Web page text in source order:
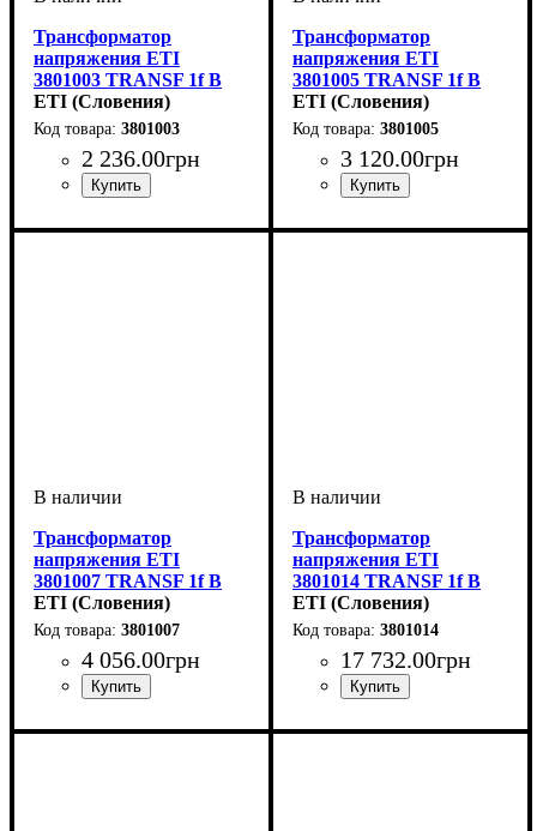
Трансформатор
напряжения ETI
3801003 TRANSF 1f B
12-0-12V 75VA
ETI (Словения)
3801003
2 236.00грн
Трансформатор
напряжения ETI
3801005 TRANSF 1f B
12-0-12V 150VA
ETI (Словения)
3801005
3 120.00грн
Трансформатор
напряжения ETI
3801007 TRANSF 1f B
12-0-12V 250VA
ETI (Словения)
3801007
4 056.00грн
Трансформатор
напряжения ETI
3801014 TRANSF 1f B
12-0-12V 1600VA
ETI (Словения)
3801014
17 732.00грн